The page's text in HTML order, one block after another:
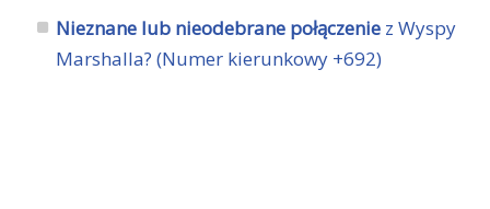
Nieznane lub nieodebrane połączenie z Wyspy
Marshalla? (Numer kierunkowy +692)